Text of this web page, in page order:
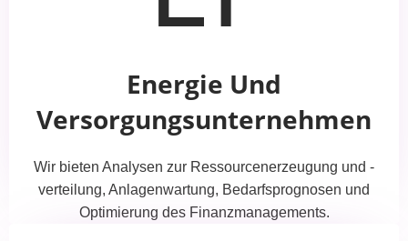
Energie Und
Versorgungsunternehmen
Wir bieten Analysen zur Ressourcenerzeugung und -
verteilung, Anlagenwartung, Bedarfsprognosen und
Optimierung des Finanzmanagements.